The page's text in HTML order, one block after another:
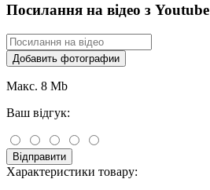
Посилання на відео з Youtube
Добавить фотографии
Макс. 8 Mb
Ваш відгук:
Відправити
Характеристики товару: